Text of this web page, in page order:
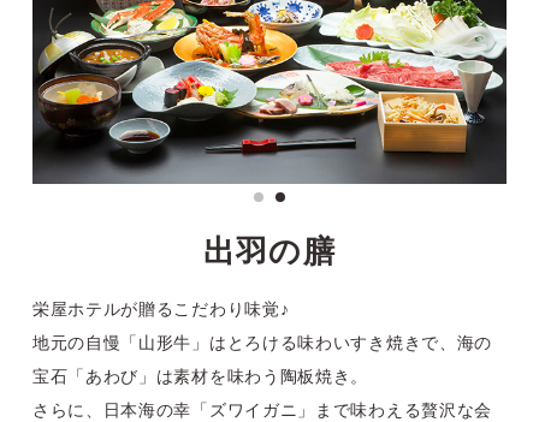
出羽の膳
栄屋ホテルが贈るこだわり味覚♪
地元の自慢「山形牛」はとろける味わいすき焼きで、 海の
宝石「あわび」は素材を味わう陶板焼き。
さらに、日本海の幸「ズワイガニ」まで味わえる贅沢な会